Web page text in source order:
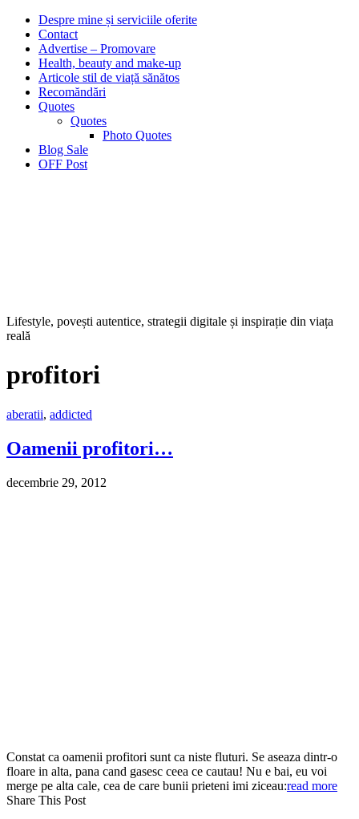
Despre mine și serviciile oferite
Contact
Advertise – Promovare
Health, beauty and make-up
Articole stil de viață sănătos
Recomăndări
Quotes
Quotes
Photo Quotes
Blog Sale
OFF Post
Lifestyle, povești autentice, strategii digitale și inspirație din viața
reală
profitori
aberatii, addicted
Oamenii profitori…
decembrie 29, 2012
Constat ca oamenii profitori sunt ca niste fluturi. Se aseaza dintr-o
floare in alta, pana cand gasesc ceea ce cautau! Nu e bai, eu voi
merge pe alta cale, cea de care bunii prieteni imi ziceau:read more
Share This Post